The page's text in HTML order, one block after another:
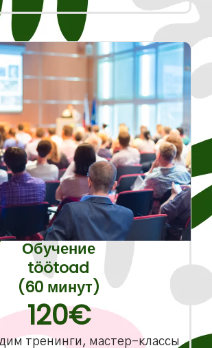
Обучение
töötoad
(60 минут)
120€
тренинги, мастер-классы